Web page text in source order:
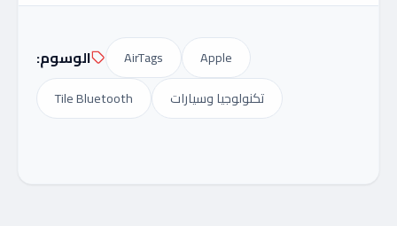
الوسوم: AirTags
Apple
Tile Bluetooth
تكنولوجيا وسيارات